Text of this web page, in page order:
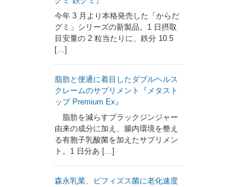
今年 3 月より本格発売した「からだ
グミ」シリーズの新製品。1 日摂取
目安量の 2 粒当たりに、鉄分 10.5
[…]
脂肪と便通に着目したダブルヘルス
クレームのサプリメント『メタスト
ップ Premium Ex』
脂肪を減らすブラックジンジャー
由来の成分に加え、腸内環境を整え
る有胞子乳酸菌を加えたサプリメン
ト。1 日分あ […]
森永乳業、ビフィズス菌に老化速度